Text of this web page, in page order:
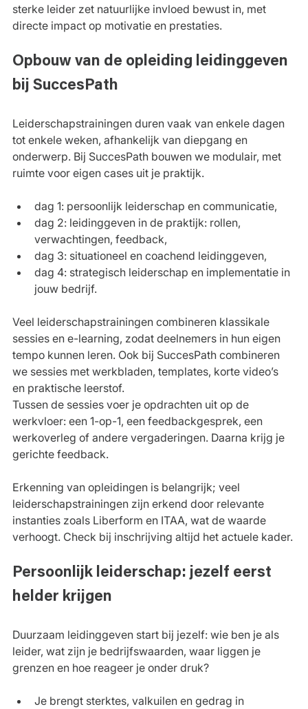
sterke leider zet natuurlijke invloed bewust in, met
directe impact op motivatie en prestaties.
Opbouw van de opleiding leidinggeven
bij SuccesPath
Leiderschapstrainingen duren vaak van enkele dagen
tot enkele weken, afhankelijk van diepgang en
onderwerp. Bij SuccesPath bouwen we modulair, met
ruimte voor eigen cases uit je praktijk.
dag 1: persoonlijk leiderschap en communicatie,
dag 2: leidinggeven in de praktijk: rollen,
verwachtingen, feedback,
dag 3: situationeel en coachend leidinggeven,
dag 4: strategisch leiderschap en implementatie in
jouw bedrijf.
Veel leiderschapstrainingen combineren klassikale
sessies en e-learning, zodat deelnemers in hun eigen
tempo kunnen leren. Ook bij SuccesPath combineren
we sessies met werkbladen, templates, korte video’s
en praktische leerstof.
Tussen de sessies voer je opdrachten uit op de
werkvloer: een 1-op-1, een feedbackgesprek, een
werkoverleg of andere vergaderingen. Daarna krijg je
gerichte feedback.
Erkenning van opleidingen is belangrijk; veel
leiderschapstrainingen zijn erkend door relevante
instanties zoals Liberform en ITAA, wat de waarde
verhoogt. Check bij inschrijving altijd het actuele kader.
Persoonlijk leiderschap: jezelf eerst
helder krijgen
Duurzaam leidinggeven start bij jezelf: wie ben je als
leider, wat zijn je bedrijfswaarden, waar liggen je
grenzen en hoe reageer je onder druk?
Je brengt sterktes, valkuilen en gedrag in